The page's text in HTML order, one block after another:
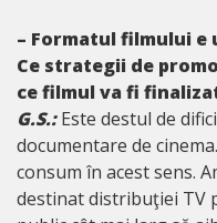
– Formatul filmului e
Ce strategii de
ce filmul va fi
G.S.:Este destul de
documentare de
consum în acest sens.
destinat distribuţiei TV